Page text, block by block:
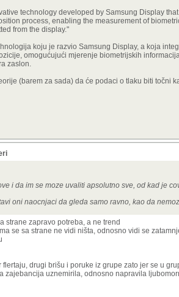
technology developed by Samsung Display
process, enabling the measurement of
from the display."
koju je razvio Samsung Display, a koja
omogućujući mjerenje biometrijskih
zaslon.
(barem za sada) da će podaci o tlaku biti točni
i da im se moze uvaliti apsolutno sve, od kad je
oni naocnjaci da gleda samo ravno, kao da
strane zapravo potreba, a ne trend
se sa strane ne vidi ništa, odnosno vidi se
drugi brišu i poruke iz grupe zato jer se u
zajebancija uznemirila, odnosno napravila